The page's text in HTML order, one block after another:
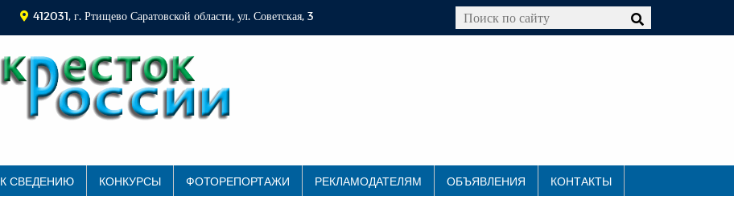
412031, г. Ртищево Саратовской области, ул. Советская, 3
К СВЕДЕНИЮ КОНКУРСЫ ФОТОРЕПОРТАЖИ РЕКЛАМОДАТЕЛЯМ ОБЪЯВЛЕНИЯ КОНТАКТЫ